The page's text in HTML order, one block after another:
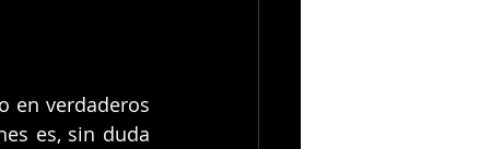
en verdaderos
es, sin duda